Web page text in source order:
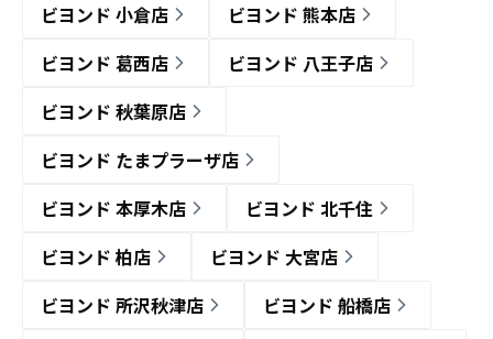
ビヨンド 小倉店
ビヨンド 熊本店
ビヨンド 葛西店
ビヨンド 八王子店
ビヨンド 秋葉原店
ビヨンド たまプラーザ店
ビヨンド 本厚木店
ビヨンド 北千住
ビヨンド 柏店
ビヨンド 大宮店
ビヨンド 所沢秋津店
ビヨンド 船橋店